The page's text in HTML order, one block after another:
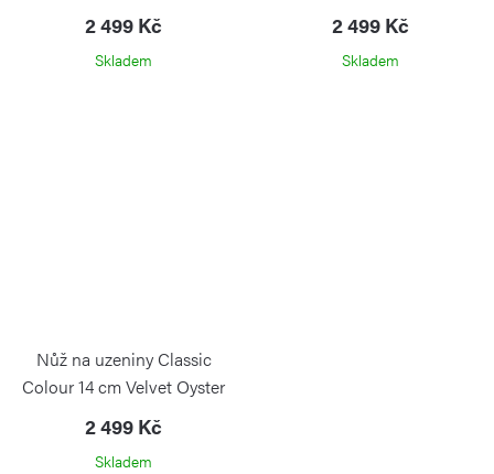
2 499 Kč
Skladem
2 499 Kč
Skladem
Nůž na uzeniny Classic
Colour 14 cm Velvet Oyster
2 499 Kč
Skladem